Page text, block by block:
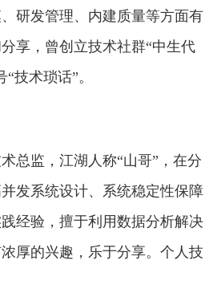
研发管理、内建质量等方面有
享，曾创立技术社群“中生代
技术琐话”。
总监，江湖人称“山哥”，在分
发系统设计、系统稳定性保障
经验，擅于利用数据分析解决
厚的兴趣，乐于分享。个人技